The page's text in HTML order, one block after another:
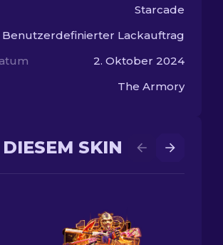
Starcade
Benutzerdefinierter Lackauftrag
2. Oktober 2024
The Armory
SKIN